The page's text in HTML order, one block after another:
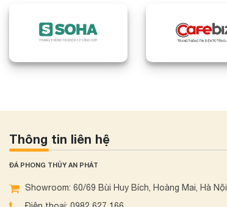
Thông tin liên hệ
ĐÁ PHONG THỦY AN PHÁT
Showroom: 60/69 Bùi Huy Bích, Hoàng Mai, Hà Nội